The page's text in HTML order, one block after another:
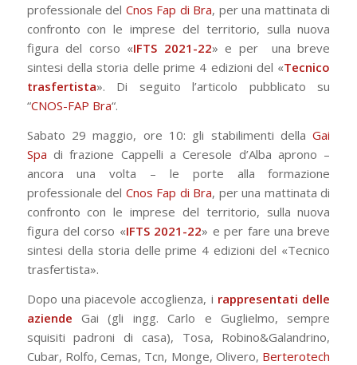
professionale del Cnos Fap di Bra, per una mattinata di
confronto con le imprese del territorio, sulla nuova
figura del corso «IFTS 2021-22» e per una breve
sintesi della storia delle prime 4 edizioni del «Tecnico
trasfertista». Di seguito l’articolo pubblicato su
“CNOS-FAP Bra“.
Sabato 29 maggio, ore 10: gli stabilimenti dellaGai
Spa di frazione Cappelli a Ceresole d’Alba aprono –
ancora una volta – le porte alla formazione
professionale del Cnos Fap di Bra, per una mattinata di
confronto con le imprese del territorio, sulla nuova
figura del corso «IFTS 2021-22» e per fare una breve
sintesi della storia delle prime 4 edizioni del «Tecnico
trasfertista».
Dopo una piacevole accoglienza, i rappresentati delle
aziende Gai (gli ingg. Carlo e Guglielmo, sempre
squisiti padroni di casa), Tosa, Robino&Galandrino,
Cubar, Rolfo, Cemas, Tcn, Monge, Olivero, Berterotech